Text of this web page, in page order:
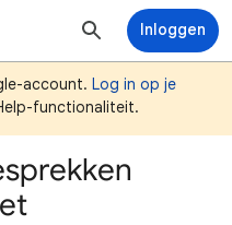
Inloggen
account. Log in op je
functionaliteit.